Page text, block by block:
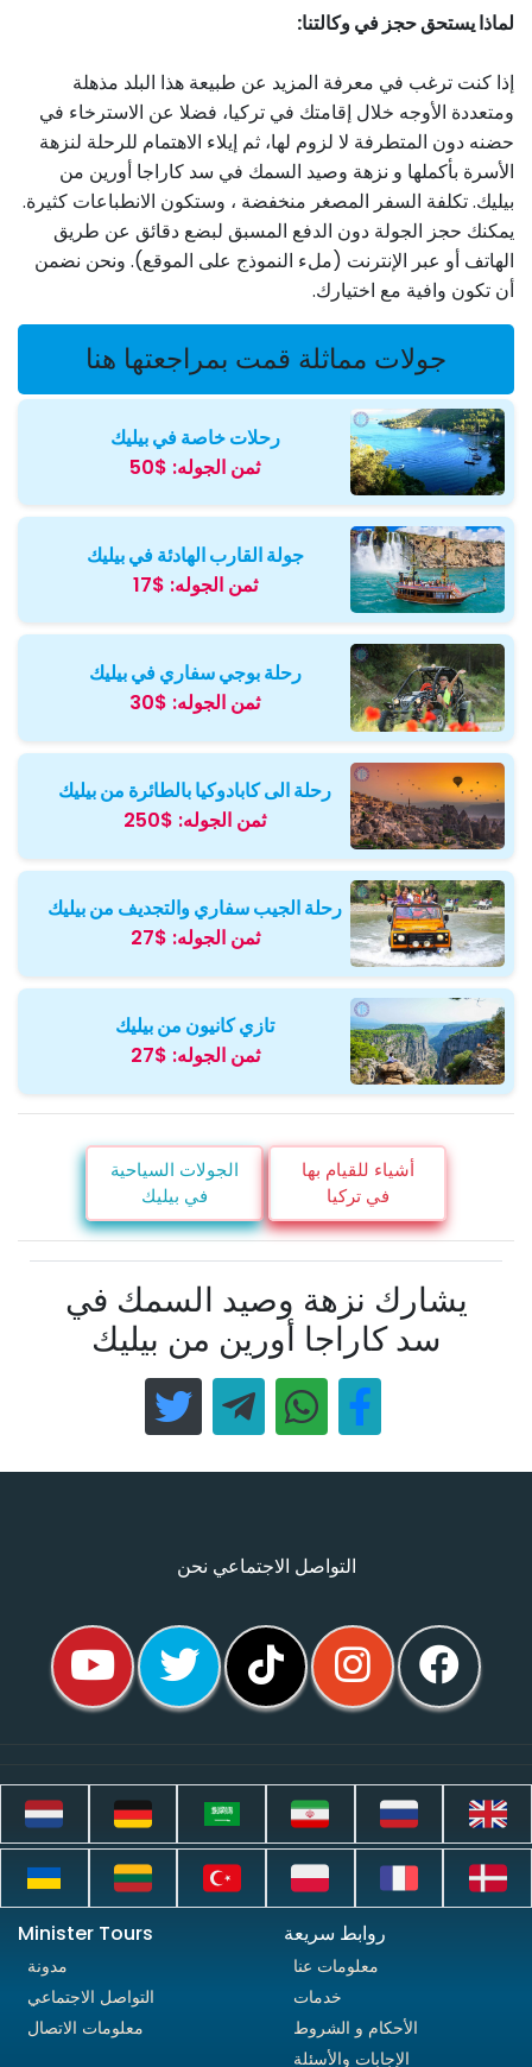
لماذا يستحق حجز في وكالتنا:
إذا كنت ترغب في معرفة المزيد عن طبيعة هذا البلد مذهلة
ومتعددة الأوجه خلال إقامتك في تركيا، فضلا عن الاسترخاء في
حضنه دون المتطرفة لا لزوم لها، ثم إيلاء الاهتمام للرحلة لنزهة
الأسرة بأكملها و نزهة وصيد السمك في سد كاراجا أورين من
بيليك. تكلفة السفر المصغر منخفضة ، وستكون الانطباعات كثيرة.
يمكنك حجز الجولة دون الدفع المسبق لبضع دقائق عن طريق
الهاتف أو عبر الإنترنت (ملء النموذج على الموقع). ونحن نضمن
أن تكون وافية مع اختيارك.
جولات مماثلة قمت بمراجعتها هنا
رحلات خاصة في بيليك
ثمن الجوله: $50
جولة القارب الهادئة في بيليك
ثمن الجوله: $17
رحلة بوجي سفاري في بيليك
ثمن الجوله: $30
رحلة الی كابادوكيا بالطائرة من بيليك
ثمن الجوله: $250
رحلة الجيب سفاري والتجديف من بيليك
ثمن الجوله: $27
تازي كانيون من بيليك
ثمن الجوله: $27
أشياء للقيام بها
في تركيا
الجولات السياحية
في بيليك
يشارك نزهة وصيد السمك في
سد كاراجا أورين من بيليك
التواصل الاجتماعي نحن
روابط سريعة
معلومات عنا
خدمات
الأحكام و الشروط
الإجابات والأسئلة
Minister Tours
مدونة
التواصل الاجتماعي
معلومات الاتصال